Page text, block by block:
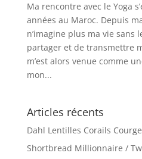
Ma rencontre avec le Yoga
années au Maroc. Depuis
n’imagine plus ma vie sans
partager et de transmettre
m’est alors venue comme
mon...
Articles récents
Dahl Lentilles Corails
Shortbread Millionnaire /